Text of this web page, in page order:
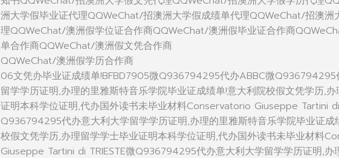
洲大学假毕业证代理QQWeChat/招澳洲大学假成绩单代理QQWeChat/招澳洲
理QQWeChat/澳洲假学位证合作商QQWeChat/澳洲假毕业证合作商
单合作商QQWeChat/澳洲假文凭合作商
QQWeChat/澳洲假学历合作商
06文凭办毕业证成绩单!BFBD7905微Q936794295代办ABBC微Q936794295
留学学历证明,办理的里雅斯特音乐学院毕业证成绩单!意大利院校假文凭学历,
证明本科学位证明,代办国外读书未毕业材料Conservatorio Giuseppe Tartini di
Q936794295代办意大利大学留学学历证明,办理的里雅斯特音乐学院毕业证成
校假文凭学历,办理留学学士毕业证明本科学位证明,代办国外读书未毕业材料
Giuseppe Tartini di TRIESTE微Q936794295代办意大利大学留学学历证明,办